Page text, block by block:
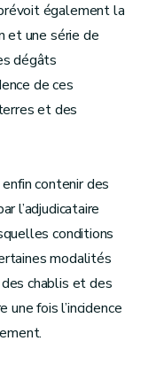
également la
et une série de
dégâts
de ces
et des
contenir des
l’adjudicataire
conditions
modalités
chablis et des
fois l’incidence